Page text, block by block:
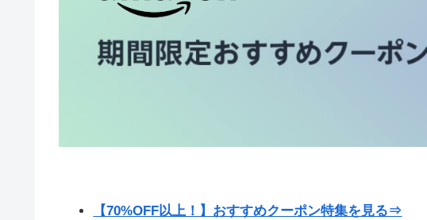
【70%OFF以上！】おすすめクーポン特集を見る⇒